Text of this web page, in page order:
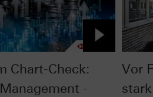
Chart-Check:
-
Vor